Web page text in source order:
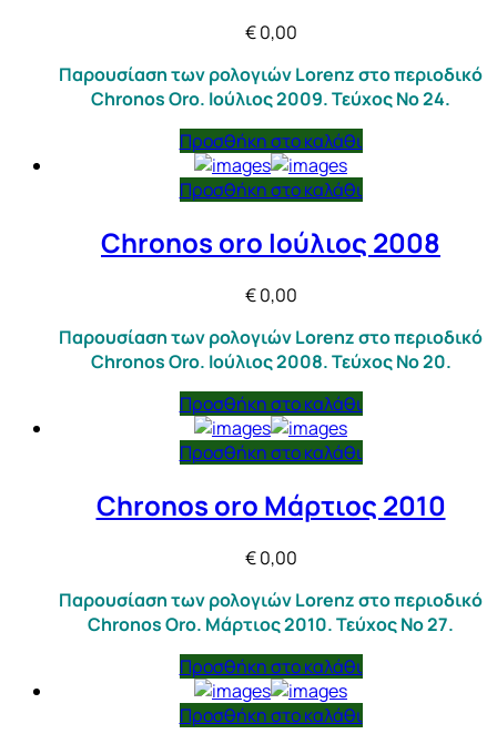
€0,00
Παρουσίαση των ρολογιών Lorenz στο περιοδικό
Chronos Oro. Ιούλιος 2009. Τεύχος Νο 24.
Προσθήκη στο καλάθι
Προσθήκη στο καλάθι
Chronos oro Ιούλιος 2008
€0,00
Παρουσίαση των ρολογιών Lorenz στο περιοδικό
Chronos Oro. Ιούλιος 2008. Τεύχος Νο 20.
Προσθήκη στο καλάθι
Προσθήκη στο καλάθι
Chronos oro Μάρτιος 2010
€0,00
Παρουσίαση των ρολογιών Lorenz στο περιοδικό
Chronos Oro. Μάρτιος 2010. Τεύχος Νο 27.
Προσθήκη στο καλάθι
Προσθήκη στο καλάθι